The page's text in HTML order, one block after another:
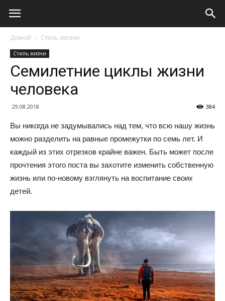
Домой Стиль жизни
Стиль жизни
Семилетние циклы жизни
человека
29.08.2018 384
Вы никогда не задумывались над тем, что всю нашу жизнь
можно разделить на равные промежутки по семь лет. И
каждый из этих отрезков крайне важен. Быть может после
прочтения этого поста вы захотите изменить собственную
жизнь или по-новому взглянуть на воспитание своих
детей.